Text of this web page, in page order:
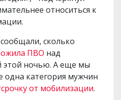
относиться к
сколько
ПВО над
ночью. А еще мы
одна категория мужчин
от мобилизации.